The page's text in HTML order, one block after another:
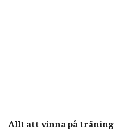
Allt att vinna på träning